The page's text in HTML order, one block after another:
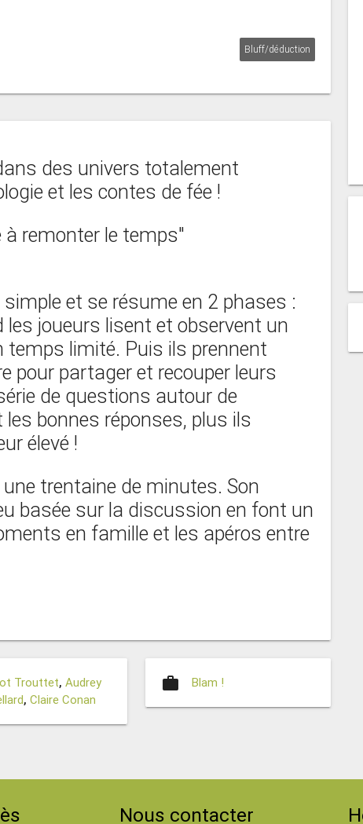
Bluff/déduction
des univers totalement
et les contes de fée !
à remonter le temps"
et se résume en 2 phases :
les joueurs lisent et observent un
limité. Puis ils prennent
pour partager et recouper leurs
de questions autour de
bonnes réponses, plus ils
élevé !
trentaine de minutes. Son
basée sur la discussion en font un
en famille et les apéros entre
Trouttet, Audrey
, Claire Conan
work Blam !
Nous contacter